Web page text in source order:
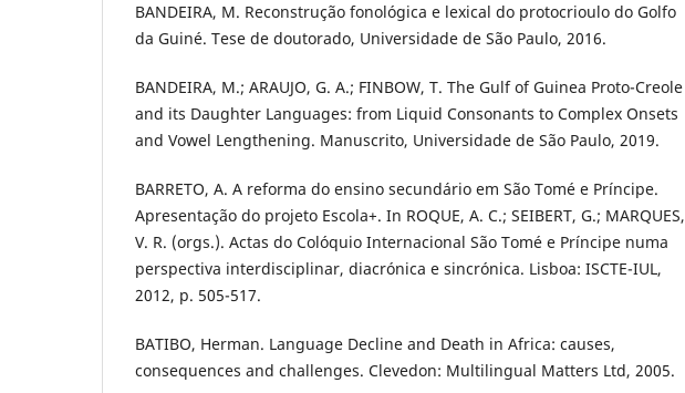
BANDEIRA, M. Reconstrução fonológica e lexical do protocrioulo do Golfo
da Guiné. Tese de doutorado, Universidade de São Paulo, 2016.
BANDEIRA, M.; ARAUJO, G. A.; FINBOW, T. The Gulf of Guinea Proto-Creole
and its Daughter Languages: from Liquid Consonants to Complex Onsets
and Vowel Lengthening. Manuscrito, Universidade de São Paulo, 2019.
BARRETO, A. A reforma do ensino secundário em São Tomé e Príncipe.
Apresentação do projeto Escola+. In ROQUE, A. C.; SEIBERT, G.; MARQUES,
V. R. (orgs.). Actas do Colóquio Internacional São Tomé e Príncipe numa
perspectiva interdisciplinar, diacrónica e sincrónica. Lisboa: ISCTE-IUL,
2012, p. 505-517.
BATIBO, Herman. Language Decline and Death in Africa: causes,
consequences and challenges. Clevedon: Multilingual Matters Ltd, 2005.